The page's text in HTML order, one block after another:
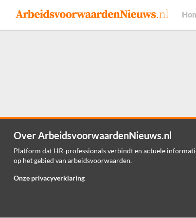
Over ArbeidsvoorwaardenNieuws.nl
Platform dat HR-professionals verbindt en actuele
op het gebied van arbeidsvoorwaarden.
Onze privacyverklaring